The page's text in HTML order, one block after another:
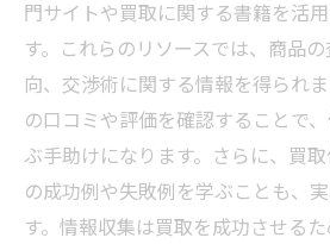
門サイトや買取に関する書籍を活
す。これらのリソースでは、商品
向、交渉術に関する情報を得られ
の口コミや評価を確認することで
ぶ手助けになります。さらに、買
の成功例や失敗例を学ぶことも、
す。情報収集は買取を成功させる